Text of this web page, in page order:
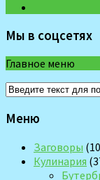
Мы в соцсетях
Главное меню
Меню
Заговоры
Кулинария